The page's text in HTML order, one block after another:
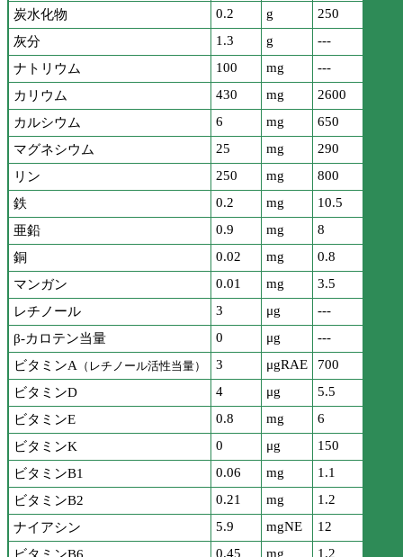
炭水化物
0.2 g
250
灰分
1.3 g
---
ナトリウム
100 mg
---
カリウム
430 mg
2600
カルシウム
6 mg
650
マグネシウム
25 mg
290
リン
250 mg
800
鉄
0.2 mg
10.5
亜鉛
0.9 mg
8
銅
0.02 mg
0.8
マンガン
0.01 mg
3.5
レチノール
3 μg
---
β-カロテン当量
0 μg
---
ビタミンA （レチノール活性当量） 3 μgRAE
700
ビタミンD
4 μg
5.5
ビタミンE
0.8 mg
6
ビタミンK
0 μg
150
ビタミンB1
0.06 mg
1.1
ビタミンB2
0.21 mg
1.2
ナイアシン
5.9 mgNE
12
0.45 mg
1.2